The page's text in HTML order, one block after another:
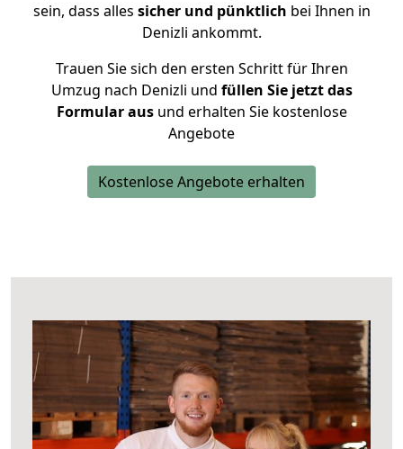
sein, dass alles sicher und pünktlich bei Ihnen in
Denizli ankommt.
Trauen Sie sich den ersten Schritt für Ihren
Umzug nach Denizli und füllen Sie jetzt das
Formular ausund erhalten Sie kostenlose
Angebote
Kostenlose Angebote erhalten